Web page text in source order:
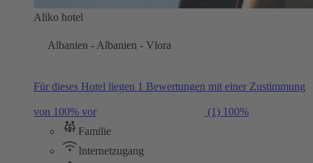
Aliko hotel
Albanien - Albanien - Vlora
Für dieses Hotel liegen 1 Bewertungen mit einer Zustimmung
von 100% vor (1) 100%
Familie
Internetzugang